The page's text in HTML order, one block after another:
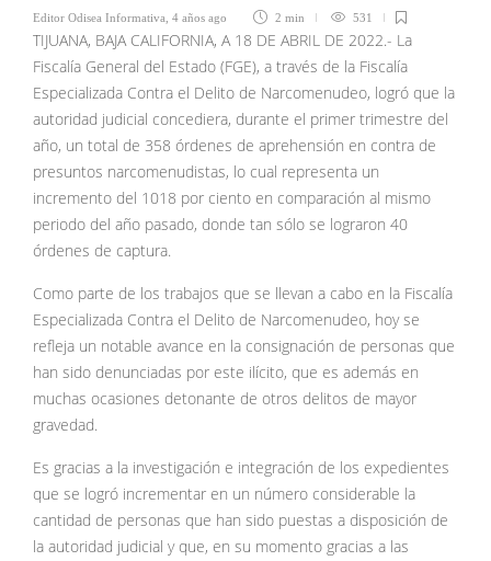
Editor Odisea Informativa 4 años ago 2 min 531
TIJUANA, BAJA CALIFORNIA, A 18 DE ABRIL DE 2022.- La
Fiscalía General del Estado (FGE), a través de la Fiscalía
Especializada Contra el Delito de Narcomenudeo, logró que la
autoridad judicial concediera, durante el primer trimestre del
año, un total de 358 órdenes de aprehensión en contra de
presuntos narcomenudistas, lo cual representa un
incremento del 1018 por ciento en comparación al mismo
periodo del año pasado, donde tan sólo se lograron 40
órdenes de captura.
Como parte de los trabajos que se llevan a cabo en la Fiscalía
Especializada Contra el Delito de Narcomenudeo, hoy se
refleja un notable avance en la consignación de personas que
han sido denunciadas por este ilícito, que es además en
muchas ocasiones detonante de otros delitos de mayor
gravedad.
Es gracias a la investigación e integración de los expedientes
que se logró incrementar en un número considerable la
cantidad de personas que han sido puestas a disposición de
la autoridad judicial y que, en su momento gracias a las